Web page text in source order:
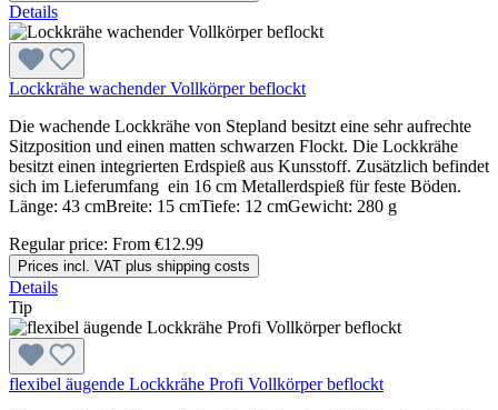
Details
Lockkrähe wachender Vollkörper beflockt
Die wachende Lockkrähe von Stepland besitzt eine sehr aufrechte
Sitzposition und einen matten schwarzen Flockt. Die Lockkrähe
besitzt einen integrierten Erdspieß aus Kunsstoff. Zusätzlich befindet
sich im Lieferumfang ein 16 cm Metallerdspieß für feste Böden.
Länge: 43 cmBreite: 15 cmTiefe: 12 cmGewicht: 280 g
Regular price: From €12.99
Prices incl. VAT plus shipping costs
Details
Tip
flexibel äugende Lockkrähe Profi Vollkörper beflockt